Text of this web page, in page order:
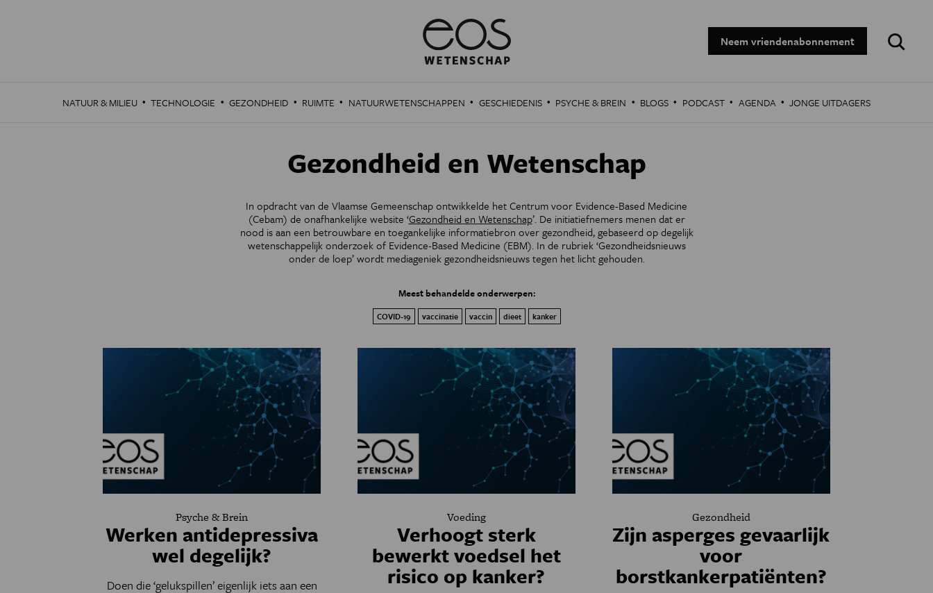
Neem vriendenabonnement
Zoeken:
NATUUR & MILIEU · TECHNOLOGIE · GEZONDHEID · RUIMTE · NATUURWETENSCHAPPEN · GESCHIEDENIS · PSYCHE & BREIN · BLOGS · PODCAST · AGENDA · JONGE UITDAGERS
Gezondheid en Wetenschap
In opdracht van de Vlaamse Gemeenschap ontwikkelde het Centrum voor Evidence-Based Medicine
(Cebam) de onafhankelijke website ‘Gezondheid en Wetenschap’. De initiatiefnemers menen dat er
nood is aan een betrouwbare en toegankelijke informatiebron over gezondheid, gebaseerd op degelijk
wetenschappelijk onderzoek of Evidence-Based Medicine (EBM). In de rubriek ‘Gezondheidsnieuws
onder de loep’ wordt mediageniek gezondheidsnieuws tegen het licht gehouden.
Meest behandelde onderwerpen:
COVID-19 vaccinatie vaccin dieet kanker
Psyche & Brein
Werken antidepressiva
wel degelijk?
Doen die ‘gelukspillen’ eigenlijk iets aan een
Voeding
Verhoogt sterk
bewerkt voedsel het
risico op kanker?
Gezondheid
Zijn asperges gevaarlijk
voor
borstkankerpatiënten?